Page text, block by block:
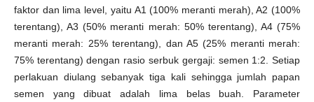
faktor dan lima level, yaitu A1 (100% meranti merah), A2 (100%
terentang), A3 (50% meranti merah: 50% terentang), A4 (75%
meranti merah: 25% terentang), dan A5 (25% meranti merah:
75% terentang) dengan rasio serbuk gergaji: semen 1:2. Setiap
perlakuan diulang sebanyak tiga kali sehingga jumlah papan
semen yang dibuat adalah lima belas buah. Parameter